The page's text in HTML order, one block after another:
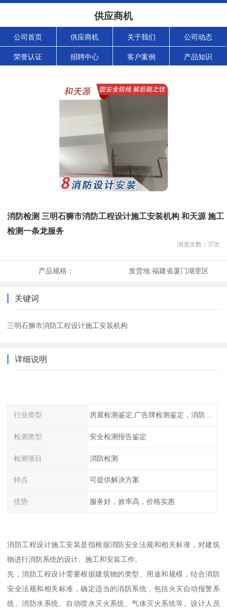
供应商机
公司首页 供应商机 关于我们 公司动态
荣誉认证 招聘中心 客户案例 产品知识
消防检测 三明石狮市消防工程设计施工安装机构 和天源 施工
检测一条龙服务
浏览次数： 37次
产品规格： 发货地:福建省厦门湖里区
关键词
三明石狮市消防工程设计施工安装机构
详细说明
行业类型 房屋检测鉴定,广告牌检测鉴定，消防检测
检测类型 安全检测报告鉴定
检测项目 消防检测
特点 可提供解决方案
优势 服务好，效率高，价格实惠
消防工程设计施工安装是指根据消防安全法规和相关标准，对建筑
物进行消防系统的设计、施工和安装工作。
先，消防工程设计需要根据建筑物的类型、用途和规模，结合消防
安全法规和相关标准，确定适当的消防系统，包括火灾自动报警系
统、消防水系统、自动喷水灭火系统、气体灭火系统等。设计人员